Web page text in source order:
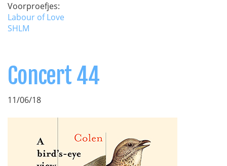
Voorproefjes:
Labour of Love
SHLM
Concert 44
11/06/18